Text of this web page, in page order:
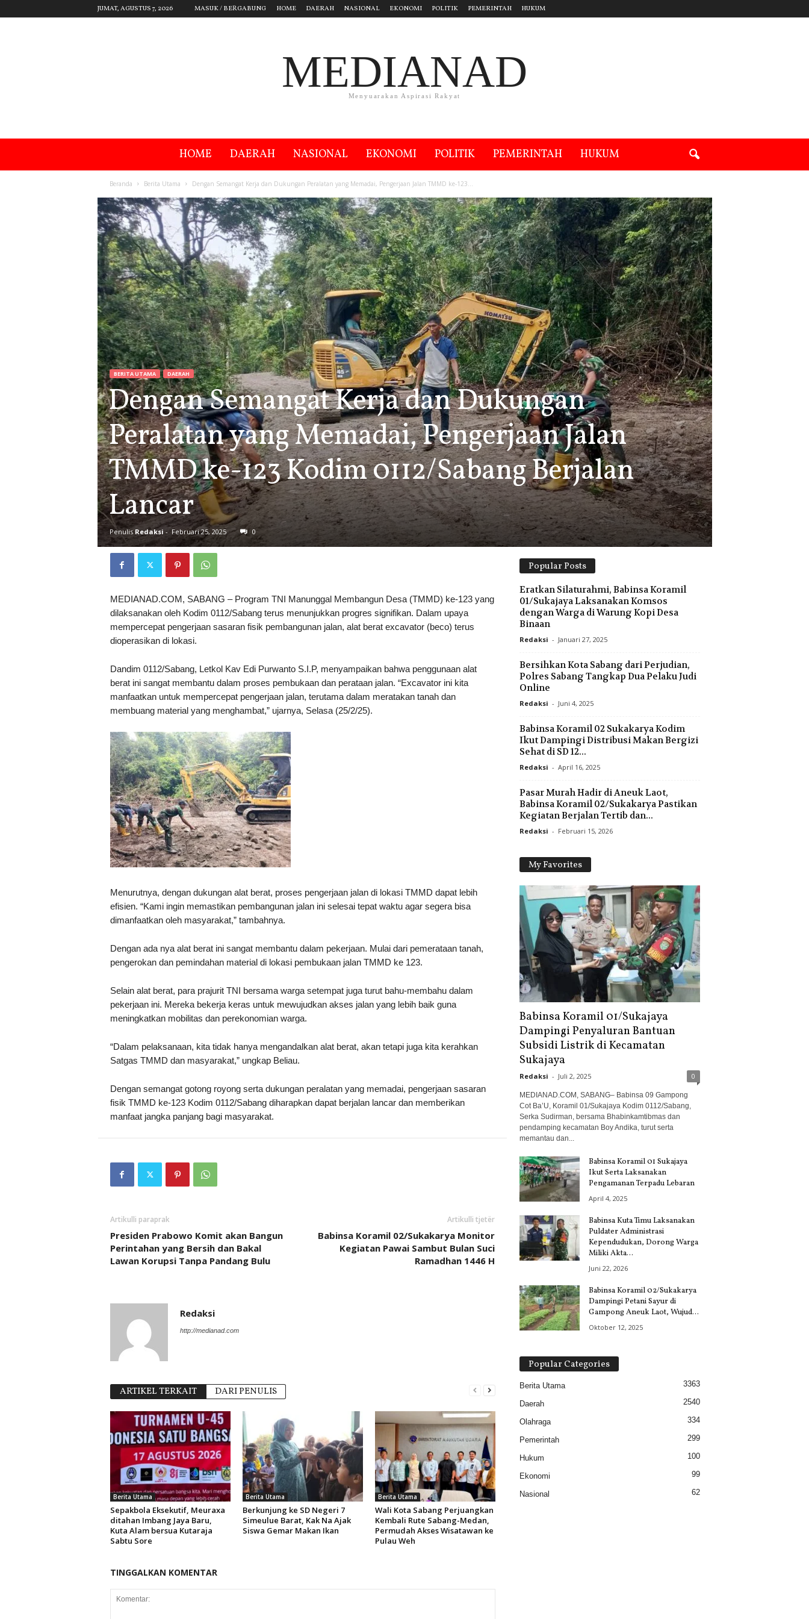
JUMAT, AGUSTUS 7, 2026 MASUK / BERGABUNG HOME DAERAH NASIONAL EKONOMI POLITIK PEMERINTAH HUKUM
MEDIANAD
Menyuarakan Aspirasi Rakyat
HOME DAERAH NASIONAL EKONOMI POLITIK PEMERINTAH HUKUM
Beranda Berita Utama Dengan Semangat Kerja dan Dukungan Peralatan yang Memadai, Pengerjaan Jalan TMMD ke-123...
BERITA UTAMA DAERAH
Dengan Semangat Kerja dan Dukungan
Peralatan yang Memadai, Pengerjaan Jalan
TMMD ke-123 Kodim 0112/Sabang Berjalan
Lancar
Penulis Redaksi - Februari 25, 2025 0
MEDIANAD.COM, SABANG – Program TNI Manunggal Membangun Desa (TMMD) ke-123 yang
dilaksanakan oleh Kodim 0112/Sabang terus menunjukkan progres signifikan. Dalam upaya
mempercepat pengerjaan sasaran fisik pembangunan jalan, alat berat excavator (beco) terus
dioperasikan di lokasi.
Dandim 0112/Sabang, Letkol Kav Edi Purwanto S.I.P, menyampaikan bahwa penggunaan alat
berat ini sangat membantu dalam proses pembukaan dan perataan jalan. “Excavator ini kita
manfaatkan untuk mempercepat pengerjaan jalan, terutama dalam meratakan tanah dan
membuang material yang menghambat,” ujarnya, Selasa (25/2/25).
Menurutnya, dengan dukungan alat berat, proses pengerjaan jalan di lokasi TMMD dapat lebih
efisien. “Kami ingin memastikan pembangunan jalan ini selesai tepat waktu agar segera bisa
dimanfaatkan oleh masyarakat,” tambahnya.
Dengan ada nya alat berat ini sangat membantu dalam pekerjaan. Mulai dari pemerataan tanah,
pengerokan dan pemindahan material di lokasi pembukaan jalan TMMD ke 123.
Selain alat berat, para prajurit TNI bersama warga setempat juga turut bahu-membahu dalam
pekerjaan ini. Mereka bekerja keras untuk mewujudkan akses jalan yang lebih baik guna
meningkatkan mobilitas dan perekonomian warga.
“Dalam pelaksanaan, kita tidak hanya mengandalkan alat berat, akan tetapi juga kita kerahkan
Satgas TMMD dan masyarakat,” ungkap Beliau.
Dengan semangat gotong royong serta dukungan peralatan yang memadai, pengerjaan sasaran
fisik TMMD ke-123 Kodim 0112/Sabang diharapkan dapat berjalan lancar dan memberikan
manfaat jangka panjang bagi masyarakat.
Artikulli paraprak
Presiden Prabowo Komit akan Bangun
Perintahan yang Bersih dan Bakal
Lawan Korupsi Tanpa Pandang Bulu
Artikulli tjetër
Babinsa Koramil 02/Sukakarya Monitor
Kegiatan Pawai Sambut Bulan Suci
Ramadhan 1446 H
Redaksi
http://medianad.com
ARTIKEL TERKAIT DARI PENULIS
Berita Utama
Sepakbola Eksekutif, Meuraxa
ditahan Imbang Jaya Baru,
Kuta Alam bersua Kutaraja
Sabtu Sore
Berita Utama
Berkunjung ke SD Negeri 7
Simeulue Barat, Kak Na Ajak
Siswa Gemar Makan Ikan
Berita Utama
Wali Kota Sabang Perjuangkan
Kembali Rute Sabang-Medan,
Permudah Akses Wisatawan ke
Pulau Weh
TINGGALKAN KOMENTAR
Popular Posts
Eratkan Silaturahmi, Babinsa Koramil
01/Sukajaya Laksanakan Komsos
dengan Warga di Warung Kopi Desa
Binaan
Redaksi - Januari 27, 2025
Bersihkan Kota Sabang dari Perjudian,
Polres Sabang Tangkap Dua Pelaku Judi
Online
Redaksi - Juni 4, 2025
Babinsa Koramil 02 Sukakarya Kodim
Ikut Dampingi Distribusi Makan Bergizi
Sehat di SD 12...
Redaksi - April 16, 2025
Pasar Murah Hadir di Aneuk Laot,
Babinsa Koramil 02/Sukakarya Pastikan
Kegiatan Berjalan Tertib dan...
Redaksi - Februari 15, 2026
My Favorites
Babinsa Koramil 01/Sukajaya
Dampingi Penyaluran Bantuan
Subsidi Listrik di Kecamatan
Sukajaya
Redaksi - Juli 2, 2025 0
MEDIANAD.COM, SABANG– Babinsa 09 Gampong
Cot Ba’U, Koramil 01/Sukajaya Kodim 0112/Sabang,
Serka Sudirman, bersama Bhabinkamtibmas dan
pendamping kecamatan Boy Andika, turut serta
memantau dan...
Babinsa Koramil 01 Sukajaya
Ikut Serta Laksanakan
Pengamanan Terpadu Lebaran
April 4, 2025
Babinsa Kuta Timu Laksanakan
Puldater Administrasi
Kependudukan, Dorong Warga
Miliki Akta...
Juni 22, 2026
Babinsa Koramil 02/Sukakarya
Dampingi Petani Sayur di
Gampong Aneuk Laot, Wujud...
Oktober 12, 2025
Popular Categories
Berita Utama 3363
Daerah 2540
Olahraga 334
Pemerintah 299
Hukum 100
Ekonomi 99
Nasional 62